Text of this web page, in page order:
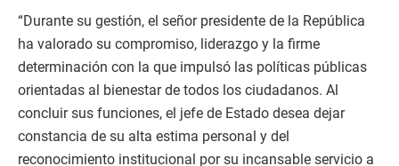
“Durante su gestión, el señor presidente de la República
ha valorado su compromiso, liderazgo y la firme
determinación con la que impulsó las políticas públicas
orientadas al bienestar de todos los ciudadanos. Al
concluir sus funciones, el jefe de Estado desea dejar
constancia de su alta estima personal y del
reconocimiento institucional por su incansable servicio a